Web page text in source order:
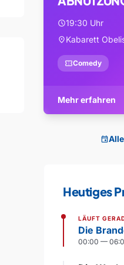
schedule19:30 Uhr
location_onKabarett
confirmation_numberComedy
Mehr erfahren
event
Heutiges
LÄUFT
Die
00:00 —